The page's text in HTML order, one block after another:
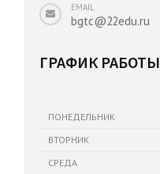
EMAIL
bgtc@22edu.ru
ГРАФИК РАБОТЫ
ПОНЕДЕЛЬНИК
ВТОРНИК
СРЕДА